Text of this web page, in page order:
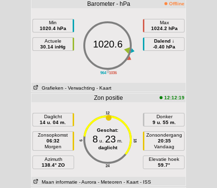
Barometer - hPa Offline
Min
1020.4 hPa
Actuele
30.14 inHg
||
964 1036
1020.6
Max
1024.2 hPa
Dalend ↓
-0.40 hPa
Grafieken - Verwachting - Kaart
Zon positie 12:12:19
Daglicht
14 u. 04 m.
Zonsopkomst
06:32
Morgen
Azimuth
138.4° ZO
12
24
6 18
Geschat:
8 u. 23 m.
daglicht
Donker
9 u. 55 m.
Zonsondergang
20:35
Vandaag
Elevatie hoek
59.7°
Maan informatie - Aurora - Meteoren - Kaart - ISS